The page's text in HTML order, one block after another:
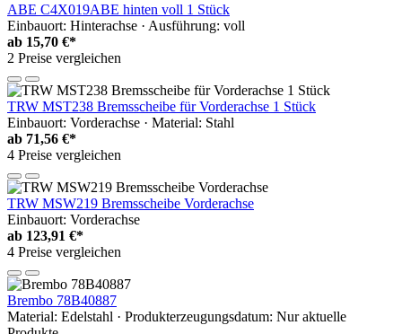
ABE C4X019ABE hinten voll 1 Stück
Einbauort: Hinterachse · Ausführung: voll
ab 15,70 €*
2 Preise vergleichen
TRW MST238 Bremsscheibe für Vorderachse 1 Stück
Einbauort: Vorderachse · Material: Stahl
ab 71,56 €*
4 Preise vergleichen
TRW MSW219 Bremsscheibe Vorderachse
Einbauort: Vorderachse
ab 123,91 €*
4 Preise vergleichen
Brembo 78B40887
Material: Edelstahl · Produkterzeugungsdatum: Nur aktuelle